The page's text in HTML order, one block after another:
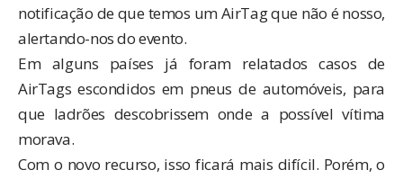
notificação de que temos um AirTag que não é nosso,
alertando-nos do evento.
Em alguns países já foram relatados casos de
AirTags escondidos em pneus de automóveis, para
que ladrões descobrissem onde a possível vítima
morava.
Com o novo recurso, isso ficará mais difícil. Porém, o